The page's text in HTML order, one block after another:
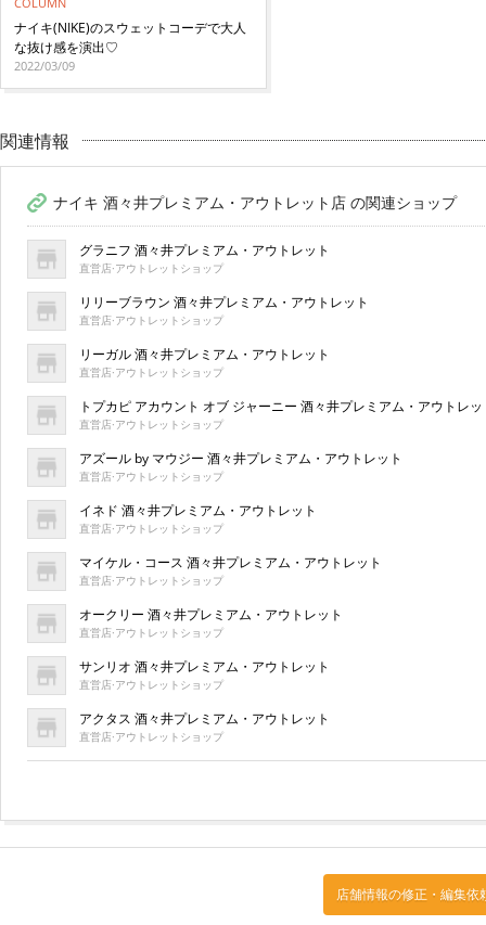
ナイキ(NIKE)のスウェットコーデで大人
な抜け感を演出♡
2022/03/09
関連情報
ナイキ 酒々井プレミアム・アウトレット店 の関連ショップ
グラニフ 酒々井プレミアム・アウトレット
直営店·アウトレットショップ
リリーブラウン 酒々井プレミアム・アウトレット
直営店·アウトレットショップ
リーガル 酒々井プレミアム・アウトレット
直営店·アウトレットショップ
トプカピ アカウント オブ ジャーニー 酒々井プレミアム・アウトレッ
直営店·アウトレットショップ
アズール by マウジー 酒々井プレミアム・アウトレット
直営店·アウトレットショップ
イネド 酒々井プレミアム・アウトレット
直営店·アウトレットショップ
マイケル・コース 酒々井プレミアム・アウトレット
直営店·アウトレットショップ
オークリー 酒々井プレミアム・アウトレット
直営店·アウトレットショップ
サンリオ 酒々井プレミアム・アウトレット
直営店·アウトレットショップ
アクタス 酒々井プレミアム・アウトレット
直営店·アウトレットショップ
店舗情報の修正・編集依